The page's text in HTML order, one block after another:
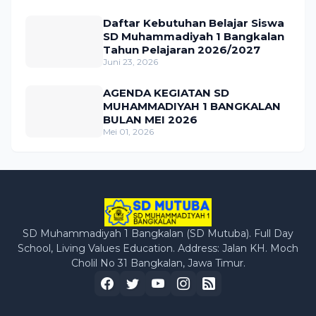
Daftar Kebutuhan Belajar Siswa
SD Muhammadiyah 1 Bangkalan
Tahun Pelajaran 2026/2027
Juni 23, 2026
AGENDA KEGIATAN SD
MUHAMMADIYAH 1 BANGKALAN
BULAN MEI 2026
Mei 01, 2026
SD Muhammadiyah 1 Bangkalan (SD Mutuba). Full Day
School, Living Values Education. Address: Jalan KH. Moch
Cholil No 31 Bangkalan, Jawa Timur.